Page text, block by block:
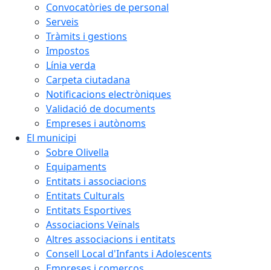
Convocatòries de personal
Serveis
Tràmits i gestions
Impostos
Línia verda
Carpeta ciutadana
Notificacions electròniques
Validació de documents
Empreses i autònoms
El municipi
Sobre Olivella
Equipaments
Entitats i associacions
Entitats Culturals
Entitats Esportives
Associacions Veïnals
Altres associacions i entitats
Consell Local d'Infants i Adolescents